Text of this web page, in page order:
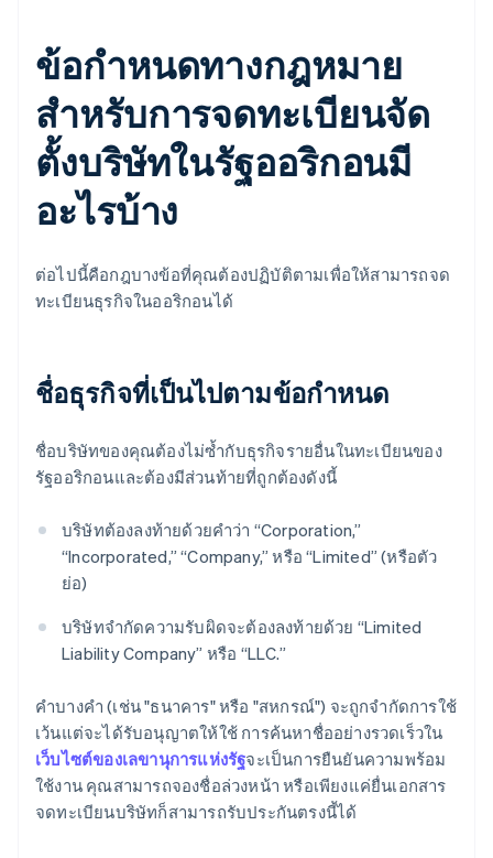
ข้อกำหนดทางกฎหมาย
สำหรับการจดทะเบียนจัด
ตั้งบริษัทในรัฐออริกอนมี
อะไรบ้าง
ต่อไปนี้คือกฎบางข้อที่คุณต้องปฏิบัติตามเพื่อให้สามารถจด
ทะเบียนธุรกิจในออริกอนได้
ชื่อธุรกิจที่เป็นไปตามข้อกำหนด
ชื่อบริษัทของคุณต้องไม่ซ้ำกับธุรกิจรายอื่นในทะเบียนของ
รัฐออริกอนและต้องมีส่วนท้ายที่ถูกต้องดังนี้
บริษัทต้องลงท้ายด้วยคำว่า “Corporation,”
“Incorporated,” “Company,” หรือ “Limited” (หรือตัว
ย่อ)
บริษัทจำกัดความรับผิดจะต้องลงท้ายด้วย “Limited
Liability Company” หรือ “LLC.”
คำบางคำ (เช่น "ธนาคาร" หรือ "สหกรณ์") จะถูกจำกัดการใช้
เว้นแต่จะได้รับอนุญาตให้ใช้ การค้นหาชื่ออย่างรวดเร็วใน
เว็บไซต์ของเลขานุการแห่งรัฐจะเป็นการยืนยันความพร้อม
ใช้งาน คุณสามารถจองชื่อล่วงหน้า หรือเพียงแค่ยื่นเอกสาร
จดทะเบียนบริษัทก็สามารถรับประกันตรงนี้ได้